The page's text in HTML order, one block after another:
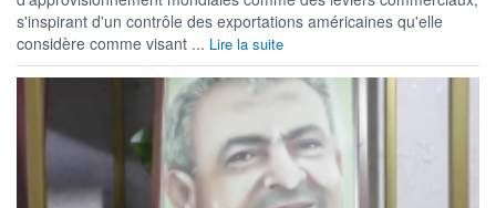
s'inspirant d'un contrôle des exportations américaines qu'elle
considère comme visant ... Lire la suite